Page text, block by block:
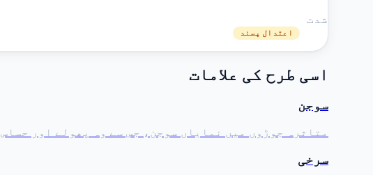
شدت
اعتدال پسند
اسی طرح کی علامات
سوجن
متاثرہ جوڑوں میں نمایاں سوجن، جس سے وہ پھولے اور
سرخی